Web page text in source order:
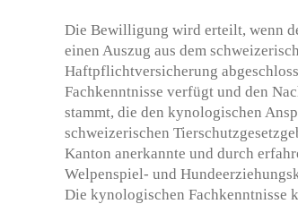
Die Bewilligung wird erteilt, wenn
einen Auszug aus dem
Haftpflichtversicherung
Fachkenntnisse verfügt und den
stammt, die den kynologischen
schweizerischen
Kanton anerkannte und durch
Welpenspiel- und
Die kynologischen Fachkenntnisse